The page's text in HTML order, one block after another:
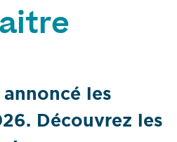
les
Découvrez les